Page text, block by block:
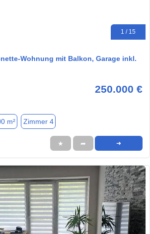
1 / 15
Wohnung mit Balkon, Garage inkl.
250.000 €
m² Zimmer 4
★ ➦ ➜